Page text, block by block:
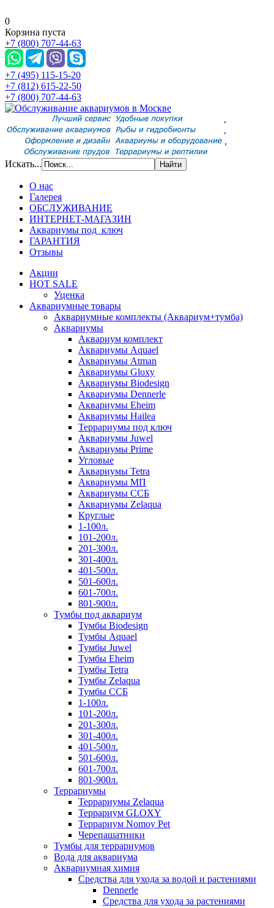
0
Корзина пуста
+7 (800) 707-44-63
+7 (495) 115-15-20
+7 (812) 615-22-50
+7 (800) 707-44-63
,
,
,
Искать...
О нас
Галерея
ОБСЛУЖИВАНИЕ
ИНТЕРНЕТ-МАГАЗИН
Аквариумы под ключ
ГАРАНТИЯ
Отзывы
Акции
HOT SALE
Уценка
Аквариумные товары
Аквариумные комплекты (Аквариум+тумба)
Аквариумы
Аквариум комплект
Аквариумы Aquael
Аквариумы Atman
Аквариумы Gloxy
Аквариумы Biodesign
Аквариумы Dennerle
Аквариумы Eheim
Аквариумы Hailea
Террариумы под ключ
Аквариумы Juwel
Аквариумы Prime
Угловые
Аквариумы Tetra
Аквариумы МП
Аквариумы ССБ
Аквариумы Zelaqua
Круглые
1-100л.
101-200л.
201-300л.
301-400л.
401-500л.
501-600л.
601-700л.
801-900л.
Тумбы под аквариум
Тумбы Biodesign
Тумбы Aquael
Тумбы Juwel
Тумбы Eheim
Тумбы Tetra
Тумбы Zelaqua
Тумбы ССБ
1-100л.
101-200л.
201-300л.
301-400л.
401-500л.
501-600л.
601-700л.
801-900л.
Террариумы
Террариумы Zelaqua
Террариум GLOXY
Террариум Nomoy Pet
Черепашатники
Тумбы для террариумов
Вода для аквариума
Аквариумная химия
Средства для ухода за водой и растениями
Dennerle
Средства для ухода за растениями